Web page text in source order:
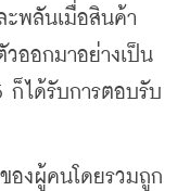
วออกมาอย่างเป็น
ก็ได้รับการตอบรับ
งผู้คนโดยรวมถูก